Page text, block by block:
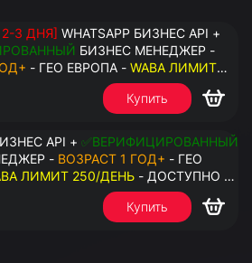
3 ДНЯ] WHATSAPP БИЗНЕС API +
БИЗНЕС МЕНЕДЖЕР -
- ГЕО ЕВРОПА - WABA ЛИМИТ
ДОСТУПНО К ПРИВЯЗКЕ ДО 20
АДМИНИСТРАТОРА
Купить
API + ✅ВЕРИФИЦИРОВАННЫЙ
- ВОЗРАСТ 1 ГОД+ - ГЕО
ЛИМИТ 250/ДЕНЬ - ДОСТУПНО К
2 НОМЕРОВ - ПРАВА
Купить